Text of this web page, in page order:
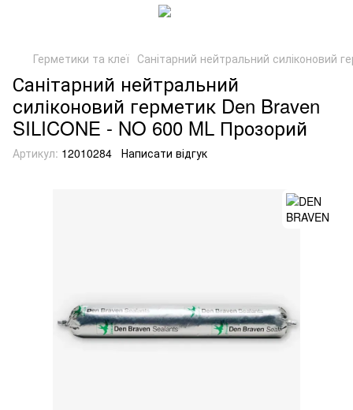
Герметики та клеї Санітарний нейтральний силіконовий
Санітарний нейтральний
силіконовий герметик Den Braven
SILICONE - NO 600 ML Прозорий
Артикул: 12010284 Написати відгук